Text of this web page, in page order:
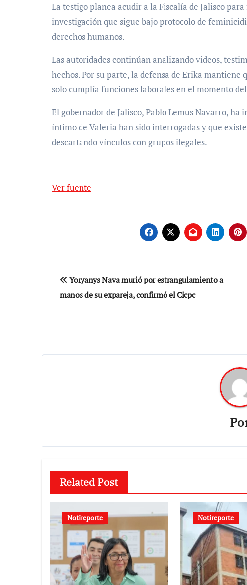
La testigo planea acudir a la Fiscalía de Jalisco
investigación que sigue bajo protocolo de
derechos humanos.
Las autoridades continúan analizando videos,
hechos. Por su parte, la defensa de Erika
solo cumplía funciones laborales en el momento
El gobernador de Jalisco, Pablo Lemus Navarro,
íntimo de Valeria han sido interrogadas y que
descartando vínculos con grupos ilegales.
Ver fuente
Navegación
de
Yoryanys Nava murió por estrangulamiento a
manos de su expareja, confirmó el Cicpc
Related Post
Notireporte Notireporte